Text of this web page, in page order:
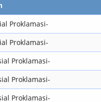
Proklamasi-
Proklamasi-
Proklamasi-
Proklamasi-
Proklamasi-